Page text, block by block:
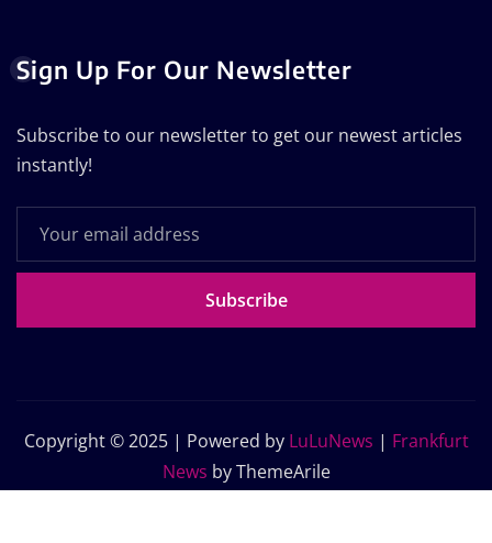
Sign Up For Our Newsletter
Subscribe to our newsletter to get our newest articles
instantly!
Subscribe
Copyright © 2025 | Powered by LuLuNews | Frankfurt
News by ThemeArile